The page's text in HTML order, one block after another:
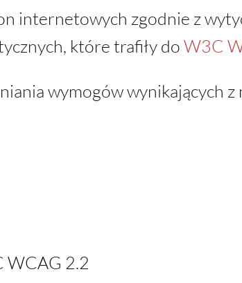
internetowych zgodnie z
które trafiły do W3C
wymogów wynikających
WCAG 2.2